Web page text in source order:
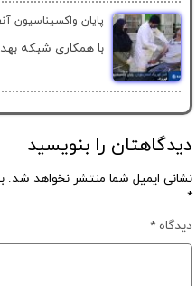
پایان واکسیناسیون
با همکاری شبکه
دیدگاهتان را بنویسید
نشانی ایمیل شما منتشر نخواهد شد.
*
دیدگاه*